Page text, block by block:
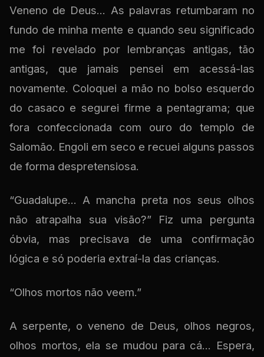
Veneno de Deus... As palavras retumbaram no
fundo de minha mente e quando seu significado
me foi revelado por lembranças antigas, tão
antigas, que jamais pensei em acessá-las
novamente. Coloquei a mão no bolso esquerdo
do casaco e segurei firme a pentagrama; que
fora confeccionada com ouro do templo de
Salomão. Engoli em seco e recuei alguns passos
de forma despretensiosa.
“Guadalupe... A mancha preta nos seus olhos
não atrapalha sua visão?” Fiz uma pergunta
óbvia, mas precisava de uma confirmação
lógica e só poderia extraí-la das crianças.
“Olhos mortos não veem.”
A serpente, o veneno de Deus, olhos negros,
olhos mortos, ela se mudou para cá... Espera,